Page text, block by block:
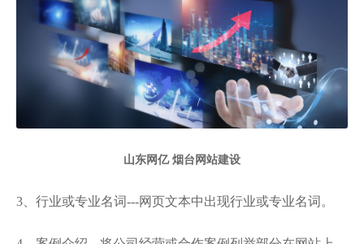
山东网亿 烟台网站建设
3、行业或专业名词---网页文本中出现行业或专业名词。